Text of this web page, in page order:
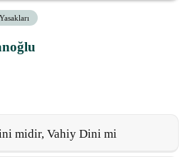
midir, Vahiy Dini mi